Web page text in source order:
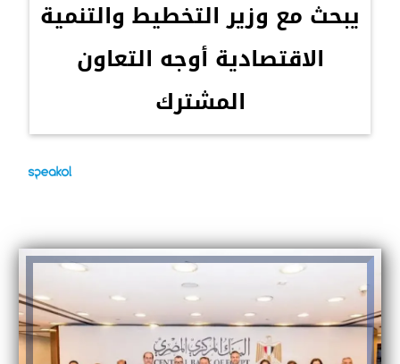
يبحث مع وزير التخطيط والتنمية
الاقتصادية أوجه التعاون
المشترك